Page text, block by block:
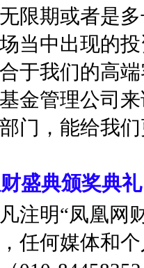
限期或者是
当中出现的
于我们的高
金管理公司
门，能给我
盛典颁奖典礼
注明“凤凰
任何媒体和